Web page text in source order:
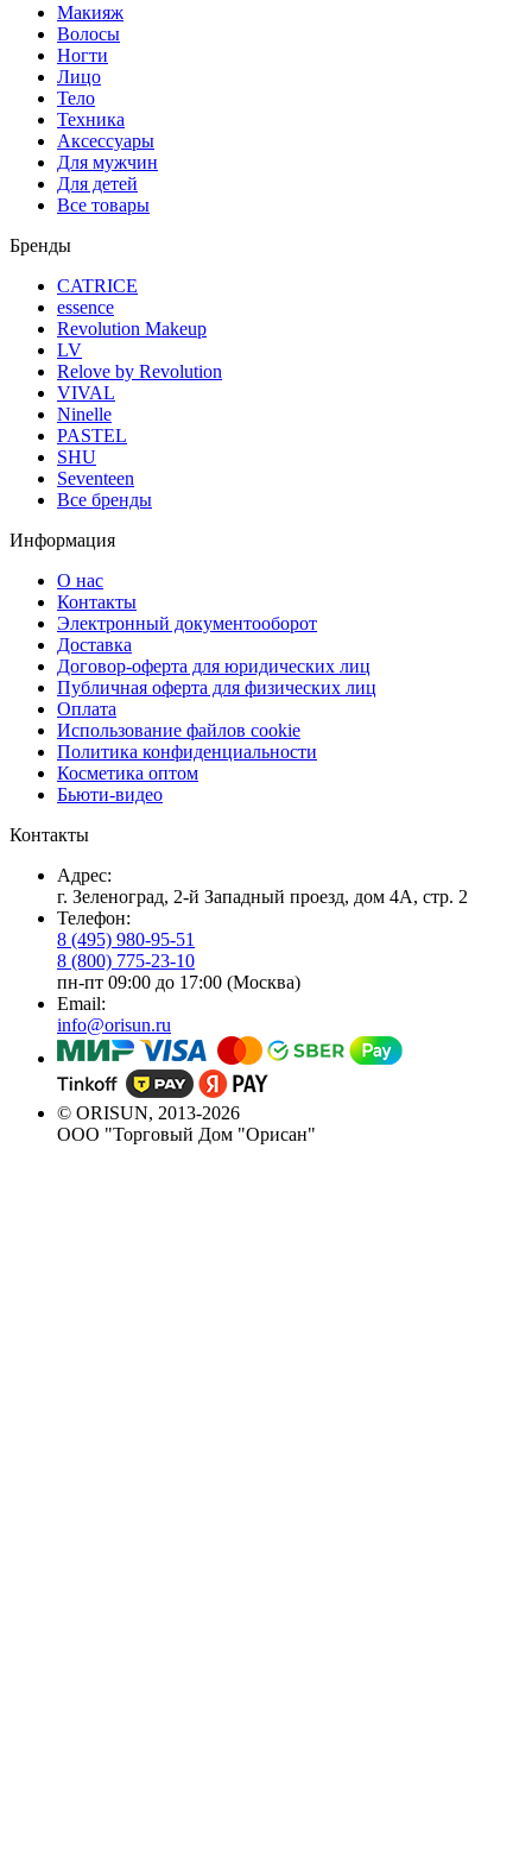
Макияж
Волосы
Ногти
Лицо
Тело
Техника
Аксессуары
Для мужчин
Для детей
Все товары
Бренды
CATRICE
essence
Revolution Makeup
LV
Relove by Revolution
VIVAL
Ninelle
PASTEL
SHU
Seventeen
Все бренды
Информация
О нас
Контакты
Электронный документооборот
Доставка
Договор-оферта для юридических лиц
Публичная оферта для физических лиц
Оплата
Использование файлов cookie
Политика конфиденциальности
Косметика оптом
Бьюти-видео
Контакты
Адрес:
г. Зеленоград, 2-й Западный проезд, дом 4А, стр. 2
Телефон:
8 (495) 980-95-51
8 (800) 775-23-10
пн-пт 09:00 до 17:00 (Москва)
Email:
info@orisun.ru
© ORISUN, 2013-2026
ООО "Торговый Дом "Орисан"